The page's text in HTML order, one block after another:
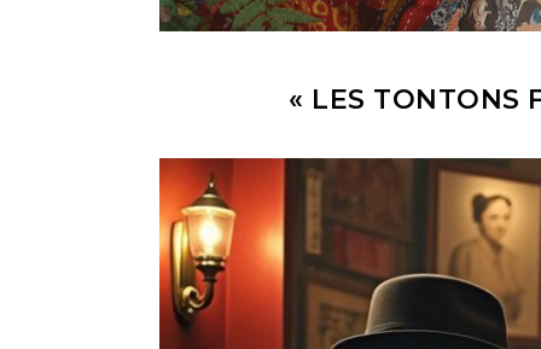
« LES TONTONS